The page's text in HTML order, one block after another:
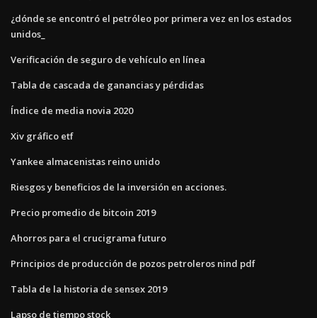
¿dónde se encontró el petróleo por primera vez en los estados
unidos_
Verificación de seguro de vehículo en línea
Tabla de cascada de ganancias y pérdidas
Índice de media novia 2020
Xiv gráfico etf
Yankee almacenistas reino unido
Riesgos y beneficios de la inversión en acciones.
Precio promedio de bitcoin 2019
Ahorros para el crucigrama futuro
Principios de producción de pozos petroleros nind pdf
Tabla de la historia de sensex 2019
Lapso de tiempo stock